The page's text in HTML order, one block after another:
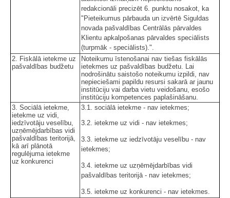
redakcionāli precizēt 6. punktu nosakot, ka
"Pieteikumus pārbauda un izvērtē Siguldas
novada pašvaldības Centrālās pārvaldes
Klientu apkalpošanas pārvaldes speciālists
(turpmāk - speciālists).".
2. Fiskālā ietekme uz
pašvaldības budžetu
Noteikumu īstenošanai nav tiešas fiskālās
ietekmes uz pašvaldības budžetu. Lai
nodrošinātu saistošo noteikumu izpildi, nav
nepieciešami papildu resursi sakarā ar jaunu
institūciju vai darba vietu veidošanu, esošo
institūciju kompetences paplašināšanu.
3. Sociālā ietekme,
ietekme uz vidi,
iedzīvotāju veselību,
uzņēmējdarbības vidi
pašvaldības teritorijā,
kā arī plānotā
regulējuma ietekme
uz konkurenci
3.1. sociālā ietekme - nav ietekmes;
3.2. ietekme uz vidi - nav ietekmes;
3.3. ietekme uz iedzīvotāju veselību - nav
ietekmes;
3.4. ietekme uz uzņēmējdarbības vidi
pašvaldības teritorijā - nav ietekmes;
3.5. ietekme uz konkurenci - nav ietekmes.